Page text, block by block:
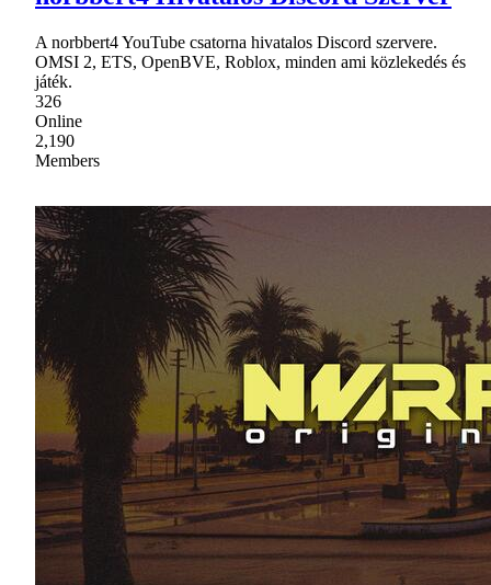
A norbbert4 YouTube csatorna hivatalos Discord szervere.
OMSI 2, ETS, OpenBVE, Roblox, minden ami közlekedés és
játék.
326
Online
2,190
Members